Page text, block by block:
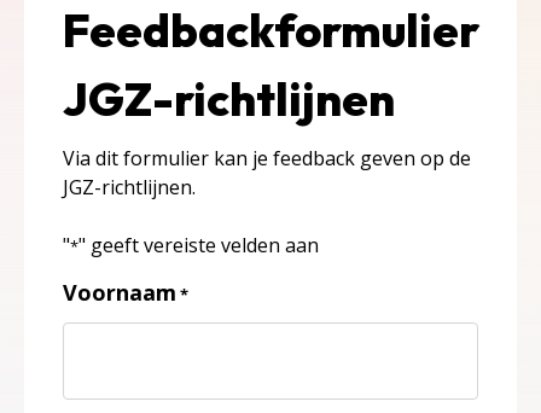
Feedbackformulier
JGZ-richtlijnen
Via dit formulier kan je feedback geven op de
JGZ-richtlijnen.
"*" geeft vereiste velden aan
Voornaam *